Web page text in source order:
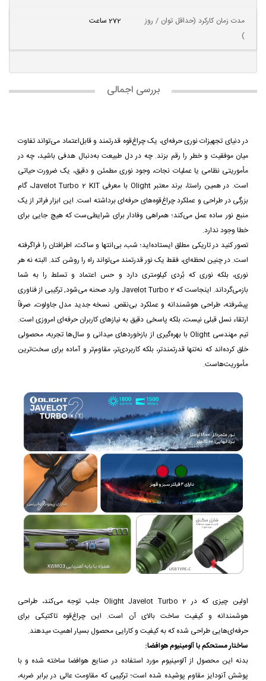
مدت زمان کارکرد (حداقل توان / روز
)
272 ساعت
بررسی اجمالی
در دنیای تجهیزات نوری حرفه‌ای، یک چراغ‌قوه قدرتمند و قابل‌اعتماد می‌تواند تفاوت
میان موفقیت و خطر را رقم بزند. چه در دل طبیعت به‌دنبال هدفی باشید، چه در
مأموریتی نظامی یا عملیات نجات، وجود نوری مطمئن و دقیق، یک ضرورت حیاتی
است. در همین راستا، برند معتبر Olight با معرفی Javelot Turbo 2 KIT، گام
بزرگی در طراحی و عملکرد چراغ‌قوه‌های حرفه‌ای برداشته است. این ابزار فراتر از یک
منبع نور ساده عمل می‌کند؛ همراهی وفادار برای شرایطی‌ست که هیچ جایی برای
خطا وجود ندارد.
تصور کنید در تاریکی مطلق ایستاده‌اید؛ شب، بی‌انتها و ساکت، اطرافتان را فراگرفته
است. در چنین لحظه‌ای، فقط یک نور قدرتمند می‌تواند راه را روشن کند. البته نه هر
نوری، بلکه نوری که بُردی کیلومتری دارد و حس اعتماد و تسلط را به شما
بازمی‌گرداند. اینجاست که Javelot Turbo 2 وارد صحنه می‌شود, ترکیبی از فناوری
پیشرفته، طراحی هوشمندانه و عملکرد بی‌نقص. نسخه جدید مدل جاولوت، صرفاً
ارتقاء نسل قبلی نیست، بلکه پاسخی دقیق به نیازهای کاربران حرفه‌ای امروزی‌ است.
تیم مهندسی Olight با بهره‌گیری از بازخوردهای میدانی و سال‌ها تجربه، محصولی
خلق کرده‌اند که نه‌تنها قدرتمندتر، بلکه کاربردی‌تر، مقاوم‌تر و آماده برای سخت‌ترین
مأموریت‌هاست.
اولین چیزی که در Olight Javelot Turbo 2 جلب توجه می‌کند، طراحی
هوشمندانه و کیفیت ساخت بالای آن است. این چراغ‌قوه تاکتیکی برای
حرفه‌ای‌هایی طراحی شده که به کیفیت و کارایی محصول بسیار اهمیت میدهند.
ساختار مستحکم با آلومینیوم هوافضا:
بدنه این محصول از آلومینیوم مورد استفاده در صنایع هوافضا ساخته شده و با
پوشش آنودایز مقاوم پوشیده شده است؛ ترکیبی که مقاومت عالی در برابر ضربه،